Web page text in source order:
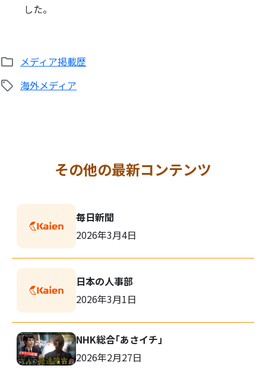
した。
メディア掲載歴
海外メディア
その他の最新コンテンツ
毎日新聞
2026年3月4日
日本の人事部
2026年3月1日
NHK総合「あさイチ」
2026年2月27日